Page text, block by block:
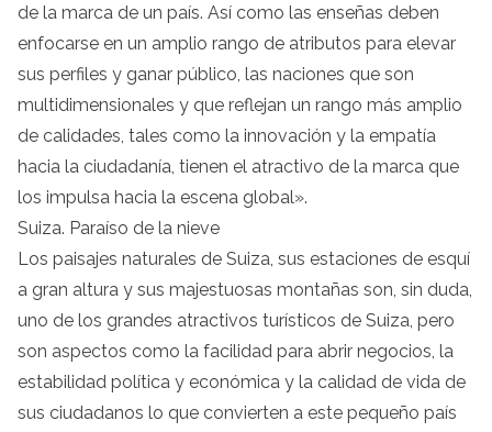
de la marca de un país. Así como las enseñas deben
enfocarse en un amplio rango de atributos para elevar
sus perfiles y ganar público, las naciones que son
multidimensionales y que reflejan un rango más amplio
de calidades, tales como la innovación y la empatía
hacia la ciudadanía, tienen el atractivo de la marca que
los impulsa hacia la escena global».
Suiza. Paraíso de la nieve
Los paisajes naturales de Suiza, sus estaciones de esquí
a gran altura y sus majestuosas montañas son, sin duda,
uno de los grandes atractivos turísticos de Suiza, pero
son aspectos como la facilidad para abrir negocios, la
estabilidad política y económica y la calidad de vida de
sus ciudadanos lo que convierten a este pequeño país